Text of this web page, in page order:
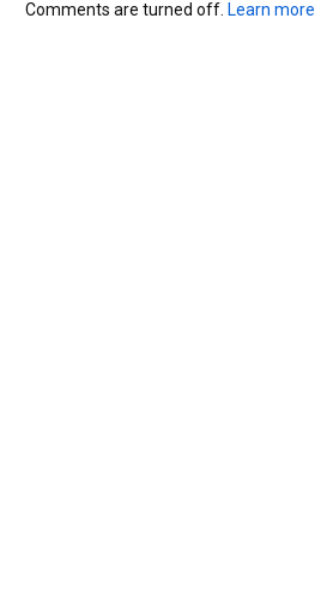
Comments are turned off. Learn more